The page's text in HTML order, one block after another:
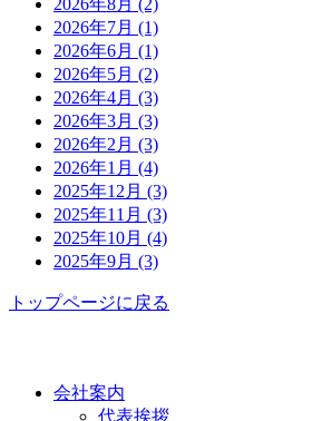
2026年7月 (1)
2026年6月 (1)
2026年5月 (2)
2026年4月 (3)
2026年3月 (3)
2026年2月 (3)
2026年1月 (4)
2025年12月 (3)
2025年11月 (3)
2025年10月 (4)
2025年9月 (3)
トップページに戻る
会社案内
代表挨拶